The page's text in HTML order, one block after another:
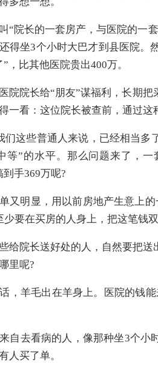
长的一套房产，与医院的一套
得坐3个小时大巴才到县医院。
，比其他医院贵出400万。
院长给“朋友”谋福利，长期把
一看：这位院长被查前，通过这
这些普通人来说，已经相当多
等”的水平。那么问题来了，
手369万呢?
明显，用以前房地产生意上的
要在买房的人身上，把这笔钱双
院长送好处的人，自然要把送
里呢?
羊毛出在羊身上。医院的钱能
去看病的人，像那种坐3个小
人买了单。